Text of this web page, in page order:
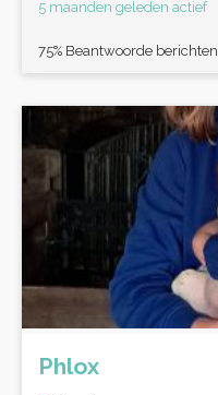
5 maanden geleden actief
75% Beantwoorde berichten
Phlox